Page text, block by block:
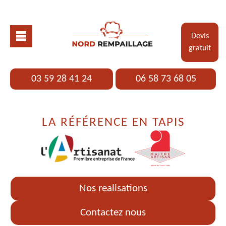
Devis
gratuit
03 59 28 41 24 06 58 73 68 05
LA RÉFÉRENCE EN TAPIS
Nos realisations
Contactez nous